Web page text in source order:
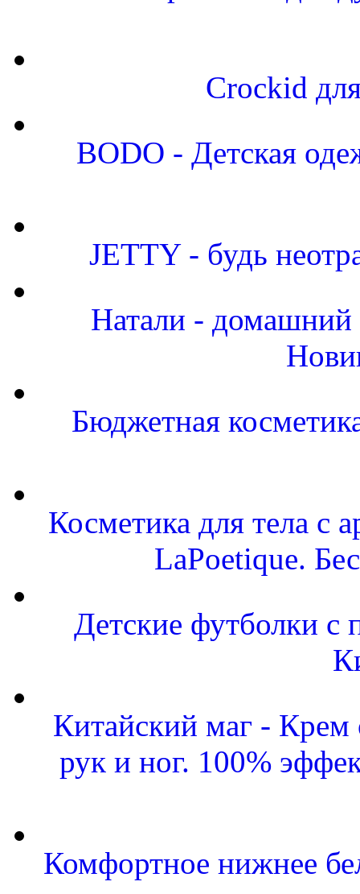
Crockid
BODO - Детская
JETTY - будь
Натали - домашний
Бюджетная
Косметика для тела с
LaPoetique.
Детские футболки с
Китайский маг -
рук и ног. 100%
Комфортное нижнее